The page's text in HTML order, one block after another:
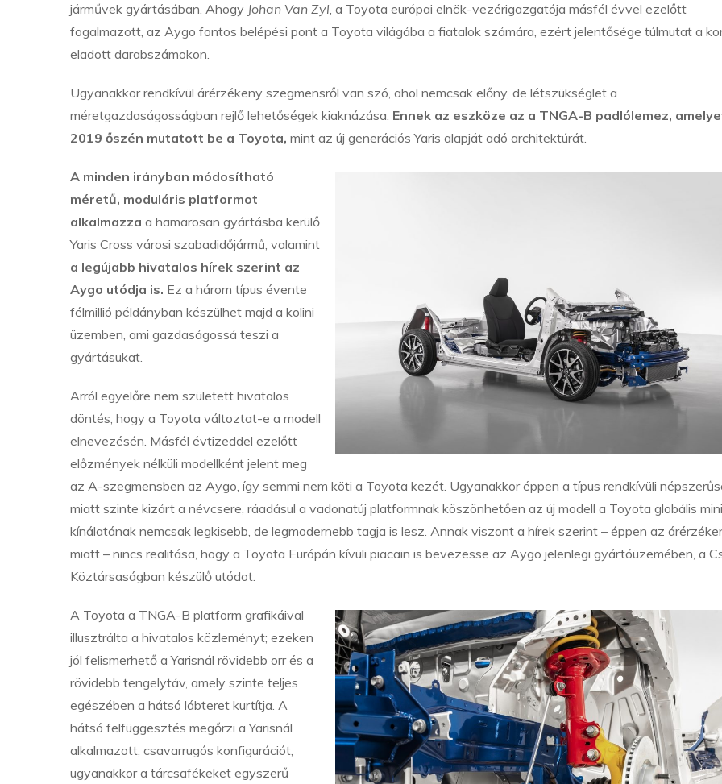
járművek gyártásában. Ahogy Johan Van Zyl, a Toyota európai elnök-vezérigazgatója másfél évvel ezelőtt
fogalmazott, az Aygo fontos belépési pont a Toyota világába a fiatalok számára, ezért jelentősége túlmutat a
eladott darabszámokon.
Ugyanakkor rendkívül árérzékeny szegmensről van szó, ahol nemcsak előny, de létszükséglet a
méretgazdaságosságban rejlő lehetőségek kiaknázása. Ennek az eszköze az a TNGA-B padlólemez,
2019 őszén mutatott be a Toyota, mint az új generációs Yaris alapját adó architektúrát.
A minden irányban módosítható
méretű, moduláris platformot
alkalmazza a hamarosan gyártásba kerülő
Yaris Cross városi szabadidőjármű, valamint
a legújabb hivatalos hírek szerint az
Aygo utódja is. Ez a három típus évente
félmillió példányban készülhet majd a kolini
üzemben, ami gazdaságossá teszi a
gyártásukat.
Arról egyelőre nem született hivatalos
döntés, hogy a Toyota változtat-e a modell
elnevezésén. Másfél évtizeddel ezelőtt
előzmények nélküli modellként jelent meg
az A-szegmensben az Aygo, így semmi nem köti a Toyota kezét. Ugyanakkor éppen a típus rendkívüli
miatt szinte kizárt a névcsere, ráadásul a vadonatúj platformnak köszönhetően az új modell a Toyota globális
kínálatának nemcsak legkisebb, de legmodernebb tagja is lesz. Annak viszont a hírek szerint – éppen az
miatt – nincs realitása, hogy a Toyota Európán kívüli piacain is bevezesse az Aygo jelenlegi gyártóüzemében, a
Köztársaságban készülő utódot.
A Toyota a TNGA-B platform grafikáival
illusztrálta a hivatalos közleményt; ezeken
jól felismerhető a Yarisnál rövidebb orr és a
rövidebb tengelytáv, amely szinte teljes
egészében a hátsó lábteret kurtítja. A
hátsó felfüggesztés megőrzi a Yarisnál
alkalmazott, csavarrugós konfigurációt,
ugyanakkor a tárcsafékeket egyszerű